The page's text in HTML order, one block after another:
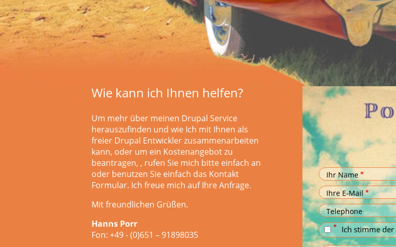
Wie kann ich Ihnen helfen?
Um mehr über meinen Drupal Service
herauszufinden und wie Ich mit Ihnen als
freier Drupal Entwickler zusammenarbeiten
kann, oder um ein Kostenangebot zu
beantragen, , rufen Sie mich bitte einfach an
oder benutzen Sie einfach das Kontakt
Formular. Ich freue mich auf Ihre Anfrage.
Mit freundlichen Grüßen.
Hanns Porr
Fon: +49 - (0)651 – 91898035
Ihr Name
Ihre E-Mail
Telephone
Ich stimme der